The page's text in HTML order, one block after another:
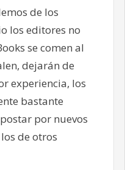
de los
los editores no
se comen al
dejarán de
experiencia, los
bastante
por nuevos
de otros